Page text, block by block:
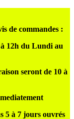
de commandes :
12h du Lundi au
seront de 10 à
5 à 7 jours ouvrés